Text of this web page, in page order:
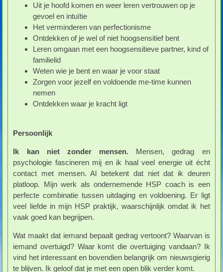
Uit je hoofd komen en weer leren vertrouwen op je
gevoel en intuïtie
Het verminderen van perfectionisme
Ontdekken of je wel of niet hoogsensitief bent
Leren omgaan met een hoogsensitieve partner, kind of
familielid
Weten wie je bent en waar je voor staat
Zorgen voor jezelf en voldoende me-time kunnen
nemen
Ontdekken waar je kracht ligt
Persoonlijk
Ik kan niet zonder mensen. Mensen, gedrag en
psychologie fascineren mij en ik haal veel energie uit écht
contact met mensen. Al betekent dat niet dat ik deuren
platloop. Mijn werk als ondernemende HSP coach is een
perfecte combinatie tussen uitdaging en voldoening. Er ligt
veel liefde in mijn HSP praktijk, waarschijnlijk omdat ik het
vaak goed kan begrijpen.
Wat maakt dat iemand bepaalt gedrag vertoont? Waarvan is
iemand overtuigd? Waar komt die overtuiging vandaan? Ik
vind het interessant en bovendien belangrijk om nieuwsgierig
te blijven. Ik geloof dat je met een open blik verder komt.